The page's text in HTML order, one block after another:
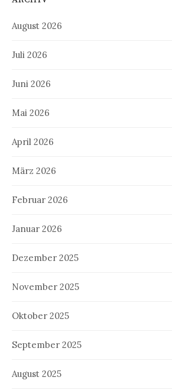
August 2026
Juli 2026
Juni 2026
Mai 2026
April 2026
März 2026
Februar 2026
Januar 2026
Dezember 2025
November 2025
Oktober 2025
September 2025
August 2025